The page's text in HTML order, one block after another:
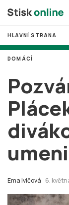
# MUNI
# Brno
# volby
login PŘIHLÁSIT
Zapomněli jste heslo?
HLAVNÍ STRANA
Ema Ivičová 6.
DOMÁCÍ